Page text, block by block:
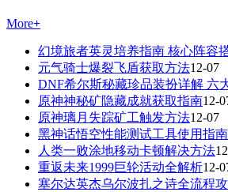
More+
幻境旅者英灵培养指南 核心阵容
元气骑士爆裂飞盾获取方法12-07
DNF希尔斯秘藏珍品装扮详解 六
原神神秘矿隐藏成就获取指南12-
原神璃月失踪矿工触发方法12-07
黑神话悟空性能测试工具使用指南
人类一败涂地移动卡顿解决方法
重返未来1999巨轮活动全解析12-
塞尔达英杰乌尔波扎之诗全流程